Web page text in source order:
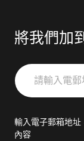
將我們加
請
輸
郵
輸入電子郵箱地址
內容